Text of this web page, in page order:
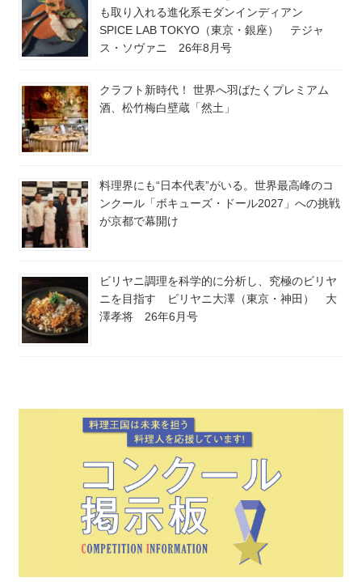
も取り入れる進化系モダンインディアン
SPICE LAB TOKYO（東京・銀座） テジャ
ス・ソヴァニ 26年8月号
クラフト新時代！ 世界へ羽ばたくプレミアム
酒、松竹梅白壁蔵「然土」
料理界にも“日本代表”がいる。世界最高峰のコ
ンクール「ボキューズ・ドール2027」への挑戦
が京都で幕開け
ビリヤニ調理を科学的に分析し、究極のビリヤ
ニを目指す ビリヤニ大澤（東京・神田） 大
澤孝将 26年6月号